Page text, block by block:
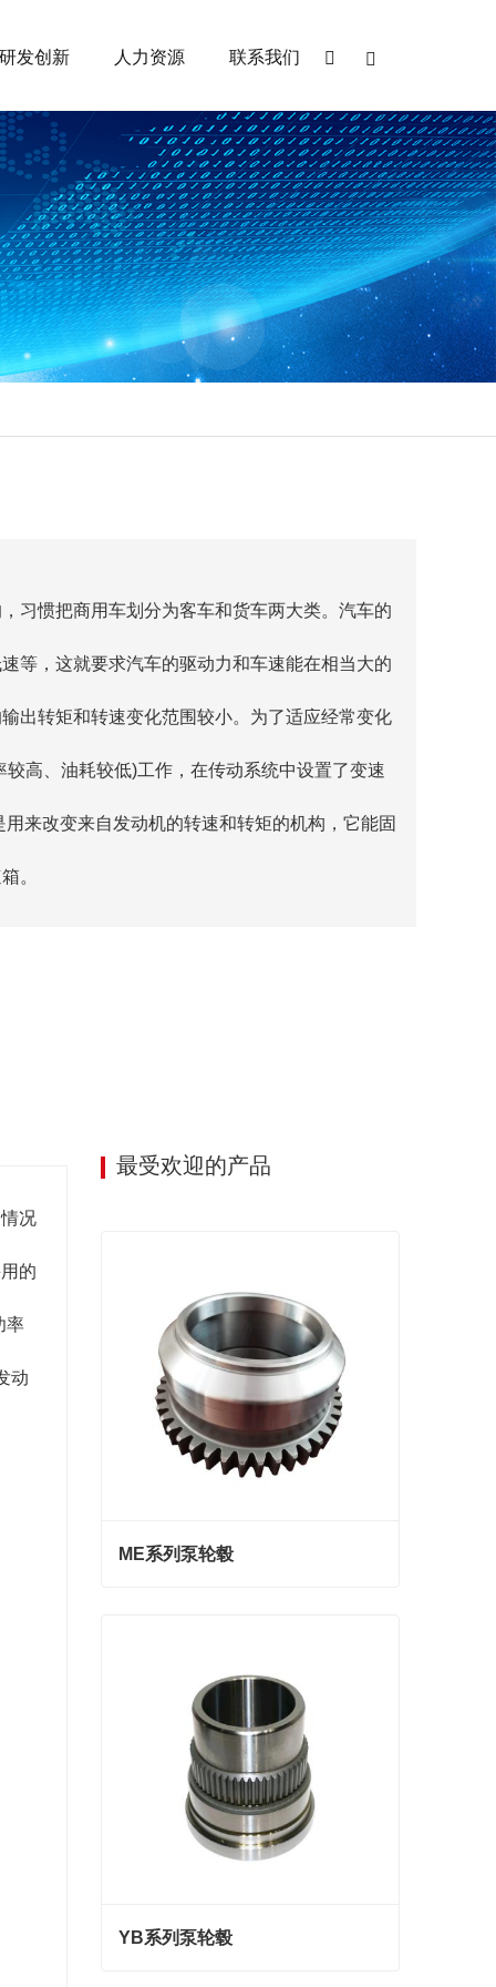
研发创新 人力资源 联系我们
习惯把商用车划分为客车和货车两大类。汽车的
等，这就要求汽车的驱动力和车速能在相当大的
出转矩和转速变化范围较小。为了适应经常变化
高、油耗较低)工作，在传动系统中设置了变速
来改变来自发动机的转速和转矩的机构，它能固
。
况
的
率
动
最受欢迎的产品
ME系列泵轮毂
YB系列泵轮毂